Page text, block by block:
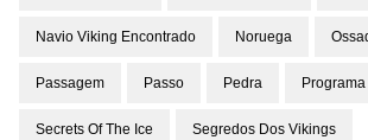
Navio Viking Encontrado Noruega
Passagem Passo Pedra Programa
Secrets Of The Ice Segredos Dos Vikings